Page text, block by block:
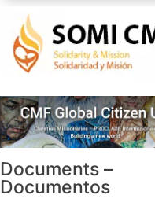
Documents –
Documentos